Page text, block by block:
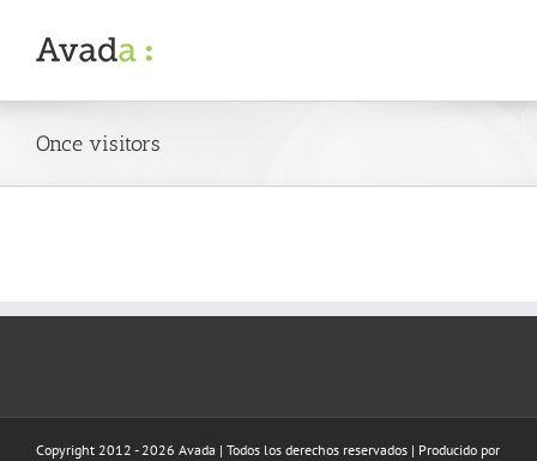
content
Once visitors
Copyright 2012 - 2026 Avada | Todos los derechos reservados | Producido por